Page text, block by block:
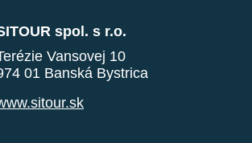
spol. s r.o.
Vansovej 10
01 Banská Bystrica